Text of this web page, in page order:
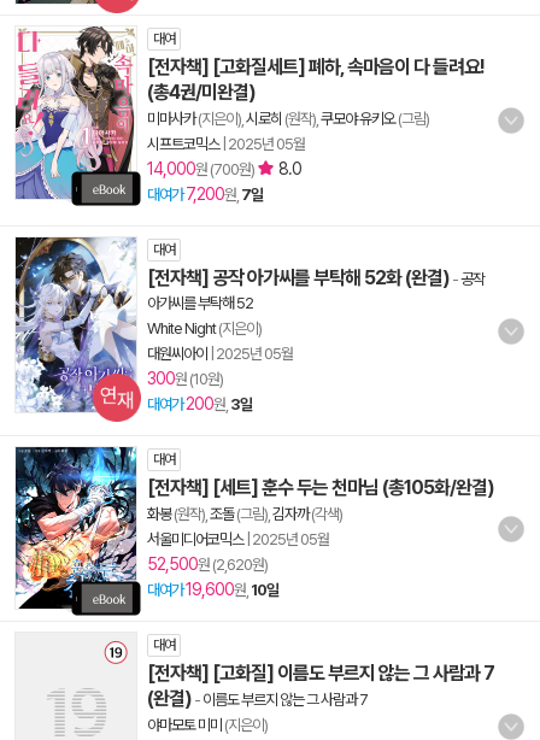
대여
[전자책] [고화질세트] 폐하, 속마음이 다 들려요!
(총4권/미완결)
미마사카(지은이), 시로히 (원작), 쿠모야 유키오(그림)
시프트코믹스| 2025년 05월
14,000원 (700원) 8.0
대여가 7,200원, 7일
대여
[전자책] 공작 아가씨를 부탁해 52화 (완결) -공작
아가씨를 부탁해 52
White Night(지은이)
대원씨아이
2025년 05월
300원 (10원)
대여가 200원, 3일
대여
[전자책] [세트] 훈수 두는 천마님 (총105화/완결)
화봉(원작), 조돌(그림), 김자까(각색)
서울미디어코믹스| 2025년 05월
52,500원 (2,620원)
대여가19,600원, 10일
대여
[전자책] [고화질] 이름도 부르지 않는 그 사람과 7
(완결) - 이름도 부르지 않는 그 사람과 7
야마모토 미미 (지은이)